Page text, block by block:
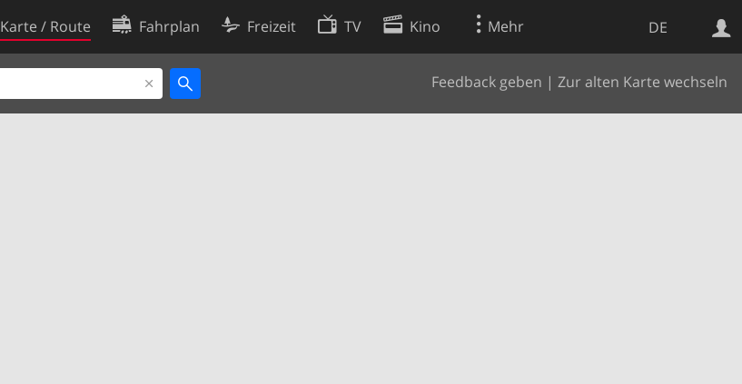
DE
Karte / Route Fahrplan Freizeit TV Kino Mehr
Feedback geben | Zur alten Karte wechseln
Websuche
Cookie-Richtlinie
Cookie-Einstellungen